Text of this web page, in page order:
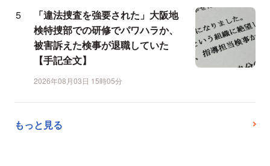
「違法捜査を強要された」大阪地
検特捜部での研修でパワハラか、
被害訴えた検事が退職していた
【手記全文】
2026年08月03日 15時05分
もっと見る